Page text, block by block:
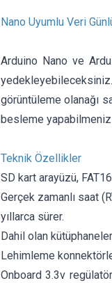
Nano Uyumlu Veri
Arduino Nano ve
görüntüleme olanağı
besleme
Teknik Özellikler
SD kart arayüzü,
Gerçek zamanlı saat
yıllarca sürer.
Dahil olan
Lehimleme
Onboard 3.3v